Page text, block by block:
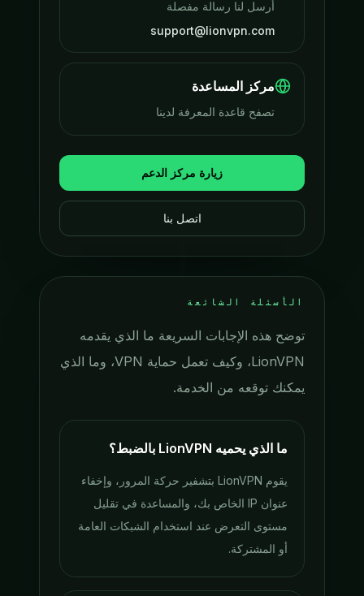
أرسل لنا رسالة مفصلة
support@lionvpn.com
مركز المساعدة
تصفح قاعدة المعرفة لدينا
زيارة مركز الدعم
اتصل بنا
الأسئلة الشائعة
توضح هذه الإجابات السريعة ما الذي يقدمه
LionVPN، وكيف تعمل حماية VPN، وما الذي
يمكنك توقعه من الخدمة.
ما الذي يحميه LionVPN بالضبط؟
يقوم LionVPN بتشفير حركة المرور، وإخفاء
عنوان IP الخاص بك، والمساعدة في تقليل
مستوى التعرض عند استخدام الشبكات العامة
أو المشتركة.